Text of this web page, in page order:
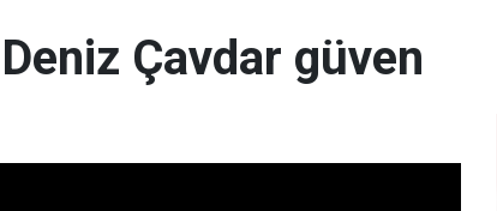
Çavdar güven